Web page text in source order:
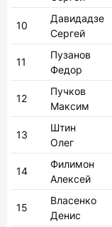
10
Давидадзе
Сергей
11
Пузанов
Федор
12
Пучков
Максим
13
Штин
Олег
14
Филимон
Алексей
15
Власенко
Денис